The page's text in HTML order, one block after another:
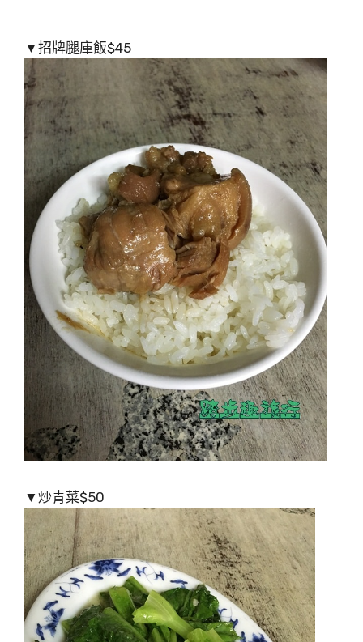
▼招牌腿庫飯$45
▼炒青菜$50